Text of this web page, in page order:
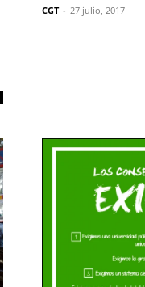
CGT - 27 julio, 2017